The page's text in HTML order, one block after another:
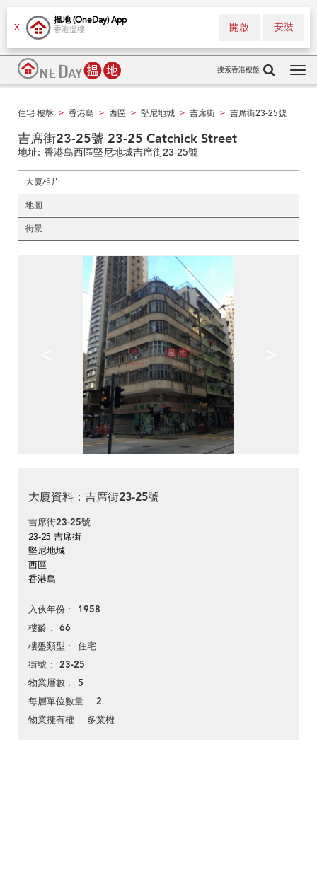
X
搵地 (OneDay) App
香港搵樓 安裝
開啟
搜索香港樓盤
住宅 樓盤 > 香港島 > 西區 > 堅尼地城 > 吉席街 > 吉席街23-25號
吉席街23-25號 23-25 Catchick Street
地址: 香港島西區堅尼地城吉席街23-25號
大廈相片
地圖
街景
大廈資料：吉席街23-25號
吉席街23-25號
23-25 吉席街
堅尼地城
西區
香港島
入伙年份 1958
樓齡 66
樓盤類型 住宅
街號 23-25
物業層數 5
每層單位數量 2
物業擁有權 多業權